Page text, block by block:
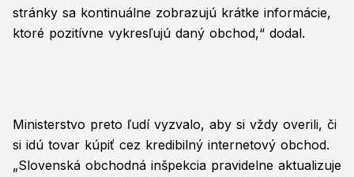
stránky sa kontinuálne zobrazujú krátke informácie,
ktoré pozitívne vykresľujú daný obchod,“ dodal.
Ministerstvo preto ľudí vyzvalo, aby si vždy overili, či
si idú tovar kúpiť cez kredibilný internetový obchod.
„Slovenská obchodná inšpekcia pravidelne aktualizuje